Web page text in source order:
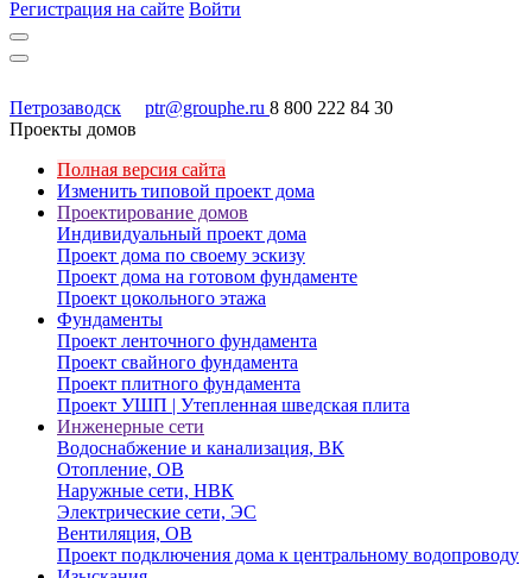
Регистрация на сайте Войти
Петрозаводск ptr@grouphe.ru 8 800 222 84 30
Проекты домов
Полная версия сайта
Изменить типовой проект дома
Проектирование домов
Индивидуальный проект дома
Проект дома по своему эскизу
Проект дома на готовом фундаменте
Проект цокольного этажа
Фундаменты
Проект ленточного фундамента
Проект свайного фундамента
Проект плитного фундамента
Проект УШП | Утепленная шведская плита
Инженерные сети
Водоснабжение и канализация, ВК
Отопление, ОВ
Наружные сети, НВК
Электрические сети, ЭС
Вентиляция, ОВ
Проект подключения дома к центральному водопроводу